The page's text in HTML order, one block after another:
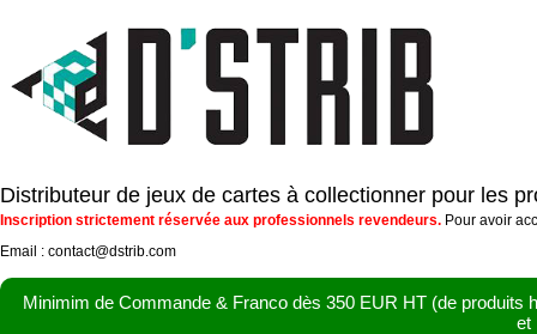
Distributeur de jeux de cartes à collectionner pour les
Inscription strictement réservée aux professionnels revendeurs. Pour avoir
Email : contact@dstrib.com
Minimim de Commande & Franco dès 350 EUR HT (de
et